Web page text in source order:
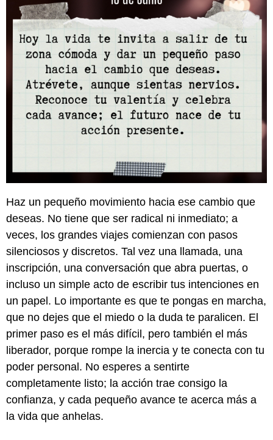
Haz un pequeño movimiento hacia ese cambio que
deseas. No tiene que ser radical ni inmediato; a
veces, los grandes viajes comienzan con pasos
silenciosos y discretos. Tal vez una llamada, una
inscripción, una conversación que abra puertas, o
incluso un simple acto de escribir tus intenciones en
un papel. Lo importante es que te pongas en marcha,
que no dejes que el miedo o la duda te paralicen. El
primer paso es el más difícil, pero también el más
liberador, porque rompe la inercia y te conecta con tu
poder personal. No esperes a sentirte
completamente listo; la acción trae consigo la
confianza, y cada pequeño avance te acerca más a
la vida que anhelas.